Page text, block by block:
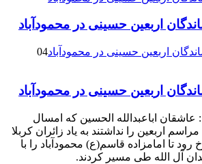
اربعین حسینی در محمودآباد
04
اربعین حسینی در محمودآباد
: عاشقان اباعبدالله الحسین که امسال
اربعین را نداشتند به یاد زائران کربلا
تا امامزاده قاسم(ع) محمودآباد را با
آل الله طی مسیر کردند.